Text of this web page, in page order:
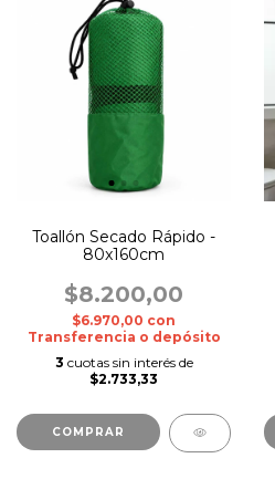
Toallón Secado Rápido -
80x160cm
$8.200,00
$6.970,00 con
Transferencia o depósito
3 cuotas sin interés de
$2.733,33
COMPRAR